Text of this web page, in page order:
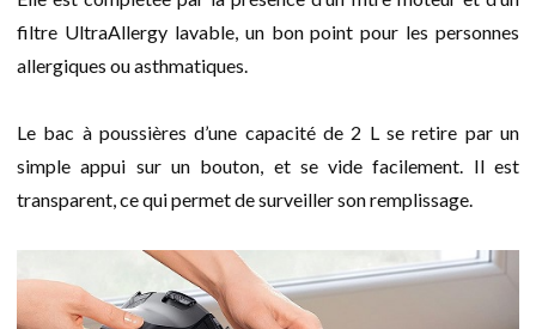
filtre UltraAllergy lavable, un bon point pour les personnes
allergiques ou asthmatiques.
Le bac à poussières d’une capacité de 2 L se retire par un
simple appui sur un bouton, et se vide facilement. Il est
transparent, ce qui permet de surveiller son remplissage.